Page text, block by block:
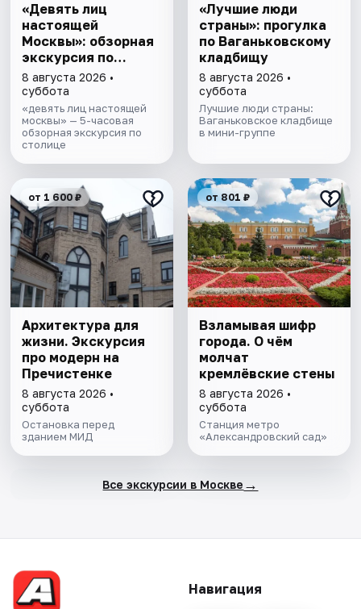
«Девять лиц
настоящей
Москвы»: обзорная
экскурсия по
столице
8 августа 2026 •
суббота
«девять лиц настоящей
москвы» — 5-часовая
обзорная экскурсия по
столице
«Лучшие люди
страны»: прогулка
по Ваганьковскому
кладбищу
8 августа 2026 •
суббота
Лучшие люди страны:
Ваганьковское кладбище
в мини-группе
от 1 600 ₽
Архитектура для
жизни. Экскурсия
про модерн на
Пречистенке
8 августа 2026 •
суббота
Остановка перед
зданием МИД
от 801 ₽
Взламывая шифр
города. О чём
молчат
кремлёвские стены
8 августа 2026 •
суббота
Станция метро
«Александровский сад»
Все экскурсии в Москве →
Навигация